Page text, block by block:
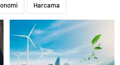
Harcama